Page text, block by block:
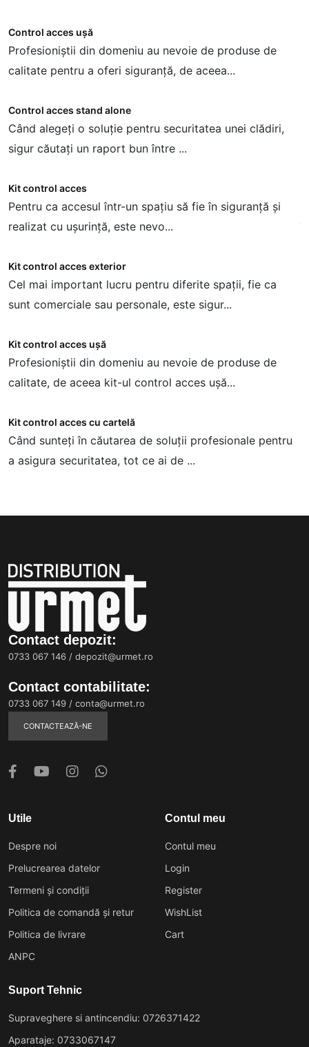
Control acces ușă
Profesioniștii din domeniu au nevoie de produse de
calitate pentru a oferi siguranță, de aceea...
Control acces stand alone
Când alegeți o soluție pentru securitatea unei clădiri,
sigur căutați un raport bun între ...
Kit control acces
Pentru ca accesul într-un spațiu să fie în siguranță și
realizat cu ușurință, este nevo...
Kit control acces exterior
Cel mai important lucru pentru diferite spații, fie ca
sunt comerciale sau personale, este sigur...
Kit control acces ușă
Profesioniștii din domeniu au nevoie de produse de
calitate, de aceea kit-ul control acces ușă...
Kit control acces cu cartelă
Când sunteți în căutarea de soluții profesionale pentru
a asigura securitatea, tot ce ai de ...
Contact depozit:
0733 067 146 / depozit@urmet.ro
Contact contabilitate:
0733 067 149 / conta@urmet.ro
CONTACTEAZĂ-NE
Utile
Despre noi
Prelucrearea datelor
Termeni și condiții
Politica de comandă și retur
Politica de livrare
ANPC
Contul meu
Contul meu
Login
Register
WishList
Cart
Suport Tehnic
Supraveghere si antincendiu: 0726371422
Aparataje: 0733067147